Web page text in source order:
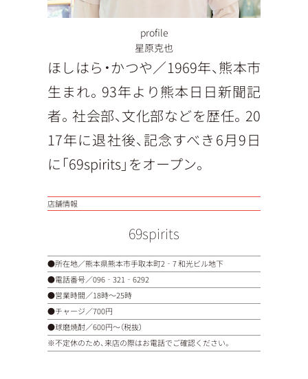
profile
星原克也
ほしはら・かつや／1969年、熊本市
生まれ。93年より熊本日日新聞記
者。社会部、文化部などを歴任。20
17年に退社後、記念すべき6月9日
に「69spirits」をオープン。
店舗情報
69spirits
●所在地／熊本県熊本市手取本町2‐7 和光ビル地下
●電話番号／096‐321‐6292
●営業時間／18時〜25時
●チャージ／700円
●球磨焼酎／600円〜（税抜）
※不定休のため、来店の際はお電話でご確認ください。